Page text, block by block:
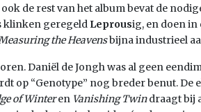
de rest van het album bevat de
klinken geregeld Leprousig, en doen in
the Heavensbijna industrieel
Daniël de Jongh was al geen
op “Genotype” nog breder benut. De
of Winteren Vanishing Twindraagt bij